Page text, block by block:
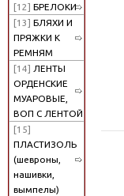
[12] БРЕЛОКИ
[13] БЛЯХИ И
ПРЯЖКИ К
РЕМНЯМ
[14] ЛЕНТЫ
ОРДЕНСКИЕ
МУАРОВЫЕ,
ВОП С ЛЕНТОЙ
[15]
ПЛАСТИЗОЛЬ
(шевроны,
нашивки,
вымпелы)